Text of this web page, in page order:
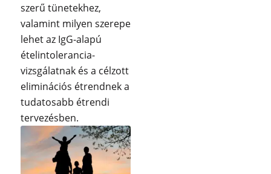
szerű tünetekhez,
valamint milyen szerepe
lehet az IgG-alapú
ételintolerancia-
vizsgálatnak és a célzott
eliminációs étrendnek a
tudatosabb étrendi
tervezésben.